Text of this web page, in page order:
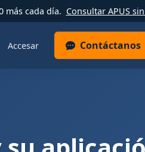
más cada día. Consultar APUS
Accesar Contáctanos